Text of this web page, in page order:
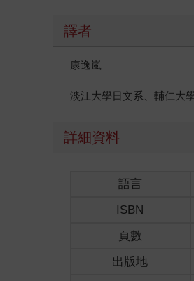
譯者
康逸嵐
淡江大學日文系、輔仁大
詳細資料
語言
ISBN
頁數
出版地